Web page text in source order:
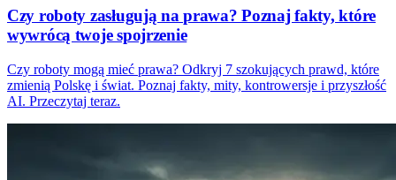
Czy roboty zasługują na prawa? Poznaj fakty, które
wywrócą twoje spojrzenie
Czy roboty mogą mieć prawa? Odkryj 7 szokujących prawd, które
zmienią Polskę i świat. Poznaj fakty, mity, kontrowersje i przyszłość
AI. Przeczytaj teraz.